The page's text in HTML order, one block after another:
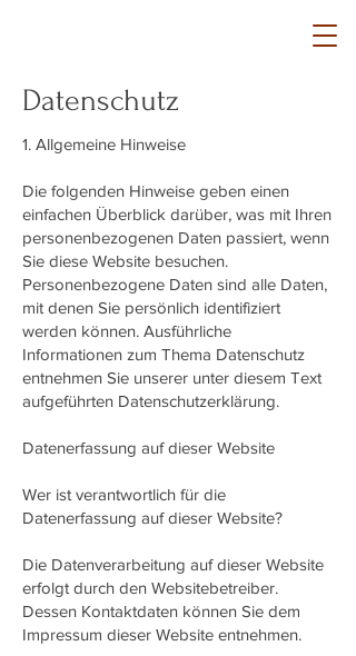
Datenschutz
1. Allgemeine Hinweise
Die folgenden Hinweise geben einen
einfachen Überblick darüber, was mit Ihren
personenbezogenen Daten passiert, wenn
Sie diese Website besuchen.
Personenbezogene Daten sind alle Daten,
mit denen Sie persönlich identifiziert
werden können. Ausführliche
Informationen zum Thema Datenschutz
entnehmen Sie unserer unter diesem Text
aufgeführten Datenschutzerklärung.
Datenerfassung auf dieser Website
Wer ist verantwortlich für die
Datenerfassung auf dieser Website?
Die Datenverarbeitung auf dieser Website
erfolgt durch den Websitebetreiber.
Dessen Kontaktdaten können Sie dem
Impressum dieser Website entnehmen.